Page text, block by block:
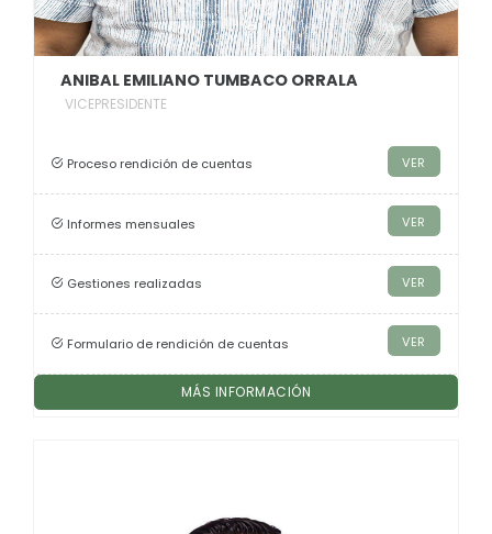
ANIBAL EMILIANO TUMBACO ORRALA
VICEPRESIDENTE
Proceso rendición de cuentas VER
Informes mensuales VER
Gestiones realizadas VER
Formulario de rendición de cuentas VER
MÁS INFORMACIÓN